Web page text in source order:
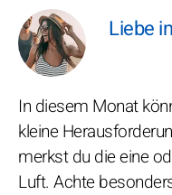
Liebe
In diesem Monat
kleine
merkst du die eine
Luft. Achte